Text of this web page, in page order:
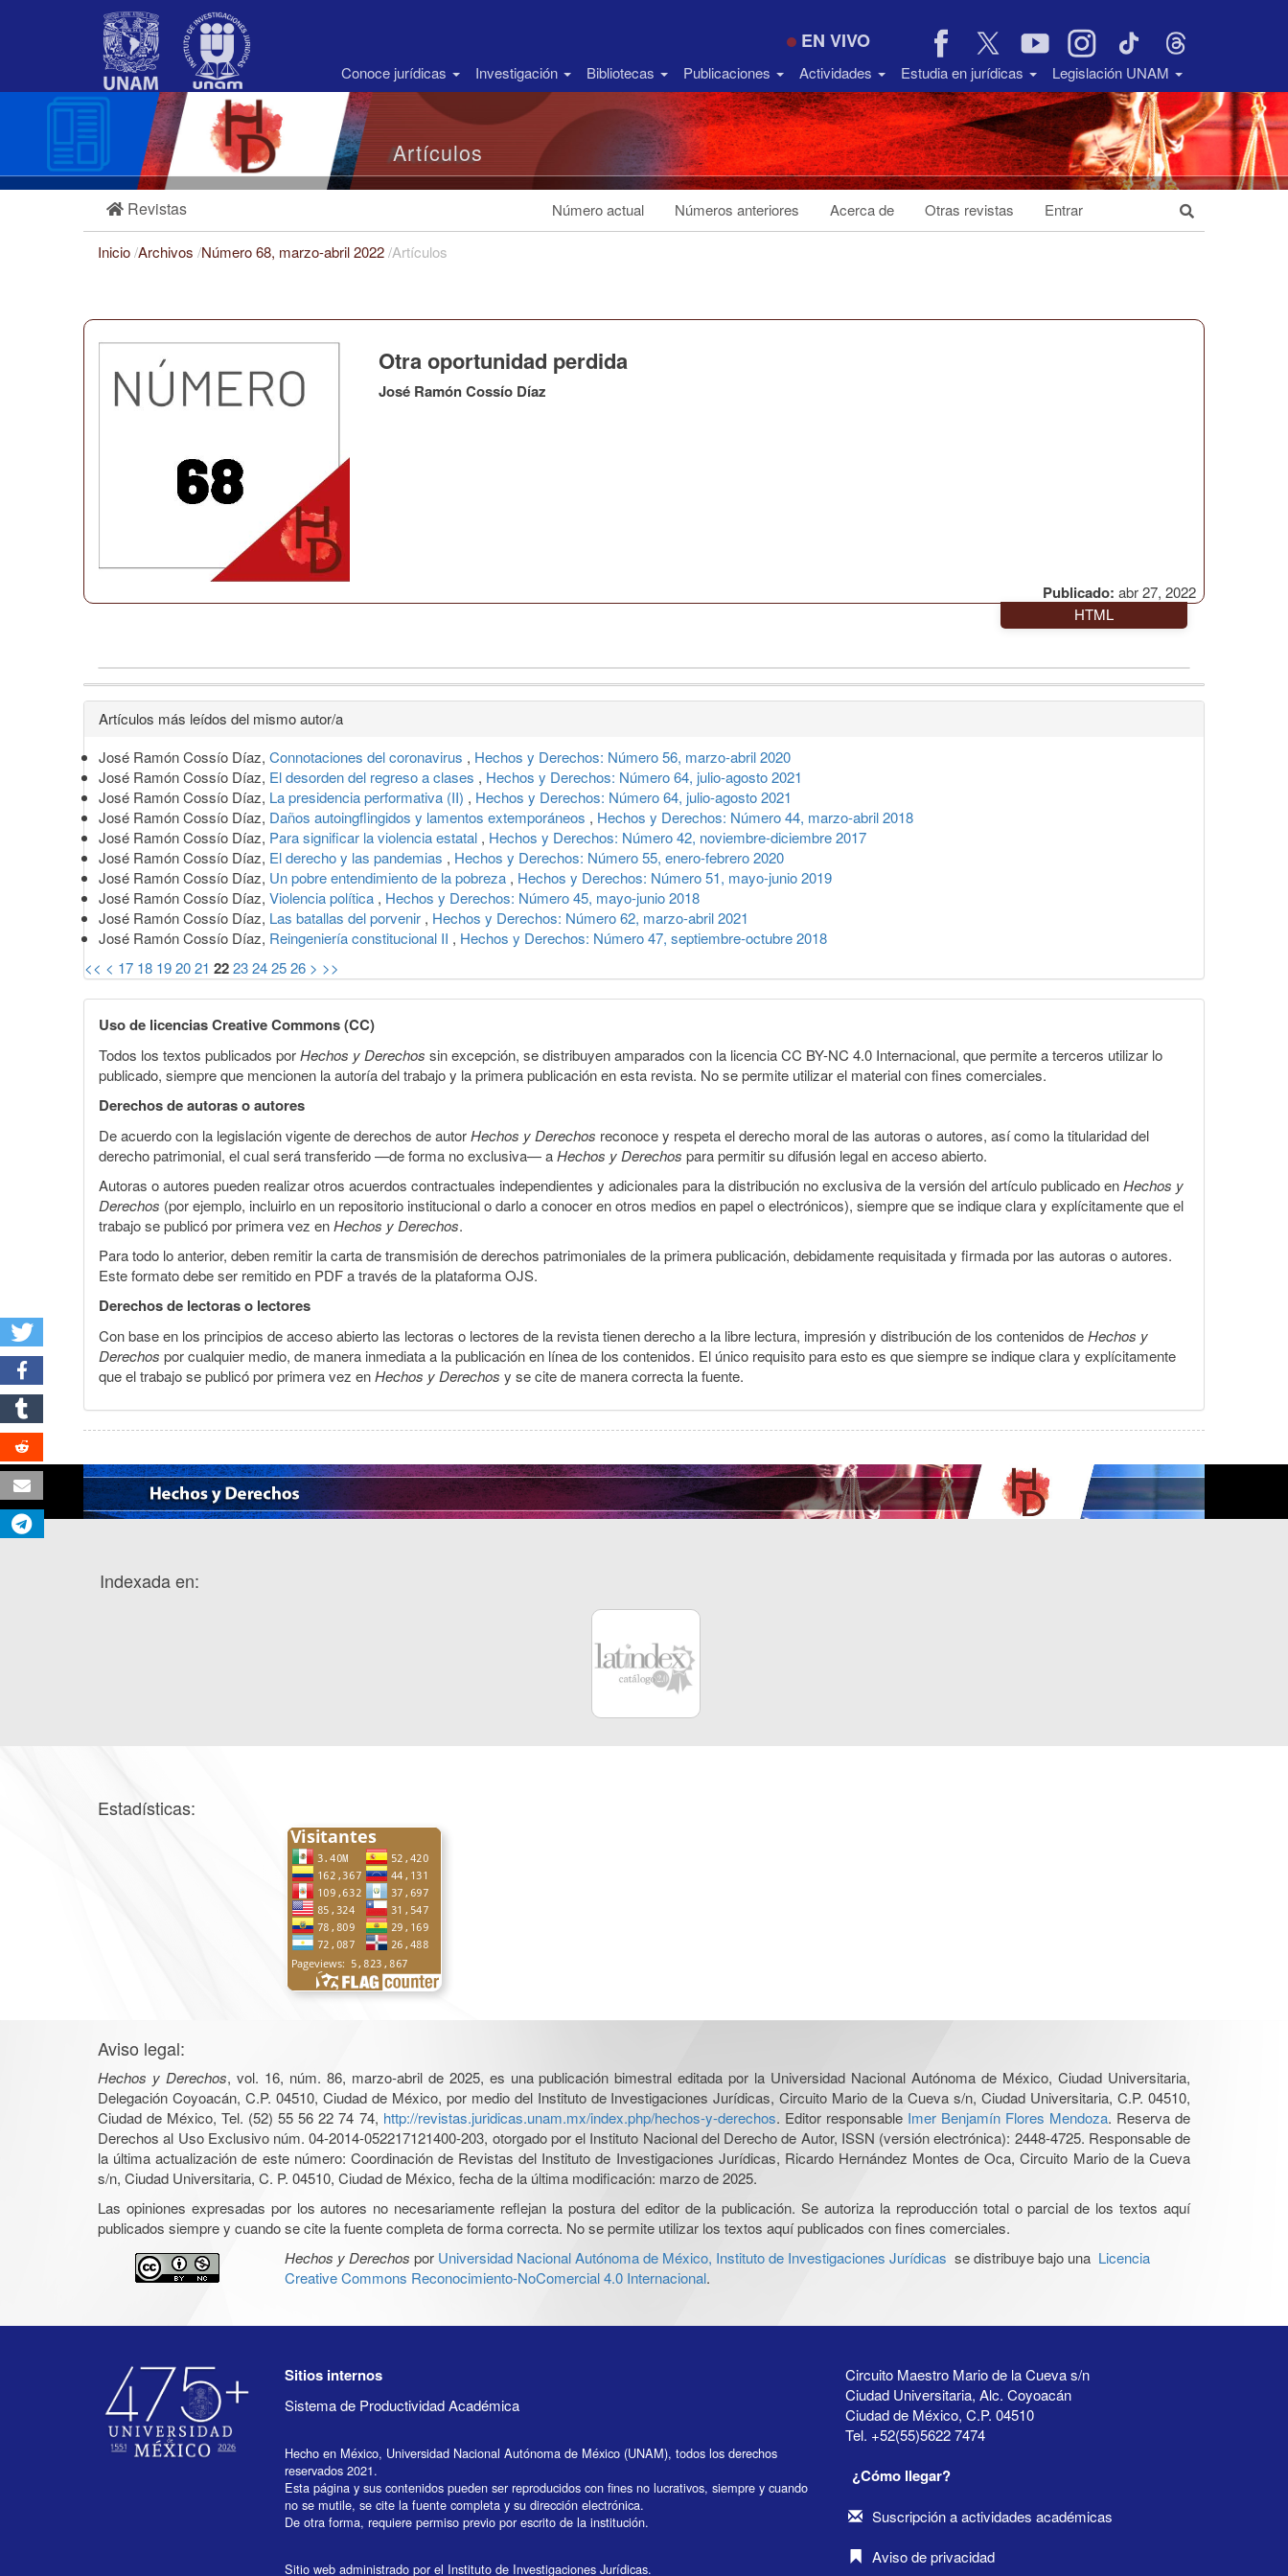
Barra
EN VIVO
Conoce jurídicas Investigación Bibliotecas Publicaciones Actividades Estudia en jurídicas Legislación UNAM
Artículos
Revistas Número actual Números anteriores Acerca de Otras revistas Entrar
Inicio/Archivos /Número 68, marzo-abril 2022/Artículos
Publicado: abr 27, 2022
Otra oportunidad perdida
José Ramón Cossío Díaz
HTML
Detalles
del
artículo
Artículos más leídos del mismo autor/a
José Ramón Cossío Díaz, Connotaciones del coronavirus , Hechos y Derechos: Número 56, marzo-abril 2020
José Ramón Cossío Díaz, El desorden del regreso a clases , Hechos y Derechos: Número 64, julio-agosto 2021
José Ramón Cossío Díaz, La presidencia performativa (II) , Hechos y Derechos: Número 64, julio-agosto 2021
José Ramón Cossío Díaz, Daños autoingflingidos y lamentos extemporáneos , Hechos y Derechos: Número 44, marzo-abril 2018
José Ramón Cossío Díaz, Para significar la violencia estatal , Hechos y Derechos: Número 42, noviembre-diciembre 2017
José Ramón Cossío Díaz, El derecho y las pandemias , Hechos y Derechos: Número 55, enero-febrero 2020
José Ramón Cossío Díaz, Un pobre entendimiento de la pobreza , Hechos y Derechos: Número 51, mayo-junio 2019
José Ramón Cossío Díaz, Violencia política , Hechos y Derechos: Número 45, mayo-junio 2018
José Ramón Cossío Díaz, Las batallas del porvenir , Hechos y Derechos: Número 62, marzo-abril 2021
José Ramón Cossío Díaz, Reingeniería constitucional II , Hechos y Derechos: Número 47, septiembre-octubre 2018
<< < 17 18 192021 2223242526 > >>
Uso de licencias Creative Commons (CC)
Todos los textos publicados porHechos y Derechos sin excepción, se distribuyen amparados con la licencia CC BY-NC 4.0 Internacional, que permite a terceros utilizar lo
publicado, siempre que mencionen la autoría del trabajo y la primera publicación en esta revista. No se permite utilizar el material con fines comerciales.
Derechos de autoras o autores
De acuerdo con la legislación vigente de derechos de autorHechos y Derechos reconoce y respeta el derecho moral de las autoras o autores, así como la titularidad del
derecho patrimonial, el cual será transferido —de forma no exclusiva— aHechos y Derechos para permitir su difusión legal en acceso abierto.
Autoras o autores pueden realizar otros acuerdos contractuales independientes y adicionales para la distribución no exclusiva de la versión del artículo publicado enHechos y
Derechos (por ejemplo, incluirlo en un repositorio institucional o darlo a conocer en otros medios en papel o electrónicos), siempre que se indique clara y explícitamente que el
trabajo se publicó por primera vez enHechos y Derechos.
Para todo lo anterior, deben remitir la carta de transmisión de derechos patrimoniales de la primera publicación, debidamente requisitada y firmada por las autoras o autores.
Este formato debe ser remitido en PDF a través de la plataforma OJS.
Derechos de lectoras o lectores
Con base en los principios de acceso abierto las lectoras o lectores de la revista tienen derecho a la libre lectura, impresión y distribución de los contenidos deHechos y
Derechos por cualquier medio, de manera inmediata a la publicación en línea de los contenidos. El único requisito para esto es que siempre se indique clara y explícitamente
que el trabajo se publicó por primera vez enHechos y Derechos y se cite de manera correcta la fuente.
Indexada en:
Estadísticas:
Aviso legal:
Hechos y Derechos, vol. 16, núm. 86, marzo-abril de 2025, es una publicación bimestral editada por la Universidad Nacional Autónoma de México, Ciudad Universitaria,
Delegación Coyoacán, C.P. 04510, Ciudad de México, por medio del Instituto de Investigaciones Jurídicas, Circuito Mario de la Cueva s/n, Ciudad Universitaria, C.P. 04510,
Ciudad de México, Tel. (52) 55 56 22 74 74, http://revistas.juridicas.unam.mx/index.php/hechos-y-derechos. Editor responsable Imer Benjamín Flores Mendoza. Reserva de
Derechos al Uso Exclusivo núm. 04-2014-052217121400-203, otorgado por el Instituto Nacional del Derecho de Autor, ISSN (versión electrónica): 2448-4725. Responsable de
la última actualización de este número: Coordinación de Revistas del Instituto de Investigaciones Jurídicas, Ricardo Hernández Montes de Oca, Circuito Mario de la Cueva
s/n, Ciudad Universitaria, C. P. 04510, Ciudad de México, fecha de la última modificación: marzo de 2025.
Las opiniones expresadas por los autores no necesariamente reflejan la postura del editor de la publicación. Se autoriza la reproducción total o parcial de los textos aquí
publicados siempre y cuando se cite la fuente completa de forma correcta. No se permite utilizar los textos aquí publicados con fines comerciales.
Hechos y Derechos por Universidad Nacional Autónoma de México, Instituto de Investigaciones Jurídicas se distribuye bajo una Licencia
Creative Commons Reconocimiento-NoComercial 4.0 Internacional.
Sitios internos
Sistema de Productividad Académica
Hecho en México, Universidad Nacional Autónoma de México (UNAM), todos los derechos
reservados 2021.
Esta página y sus contenidos pueden ser reproducidos con fines no lucrativos, siempre y cuando
no se mutile, se cite la fuente completa y su dirección electrónica.
De otra forma, requiere permiso previo por escrito de la institución.
Sitio web administrado por el Instituto de Investigaciones Jurídicas.
Circuito Maestro Mario de la Cueva s/n
Ciudad Universitaria, Alc. Coyoacán
Ciudad de México, C.P. 04510
Tel. +52(55)5622 7474
¿Cómo llegar?
Suscripción a actividades académicas
Aviso de privacidad